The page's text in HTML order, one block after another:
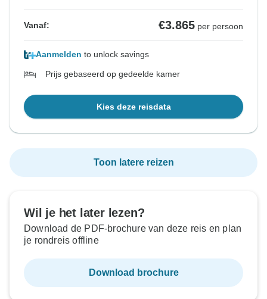
Vanaf: €3.865 per persoon
Aanmelden to unlock savings
Prijs gebaseerd op gedeelde kamer
Kies deze reisdata
Toon latere reizen
Wil je het later lezen?
Download de PDF-brochure van deze reis en plan
je rondreis offline
Download brochure